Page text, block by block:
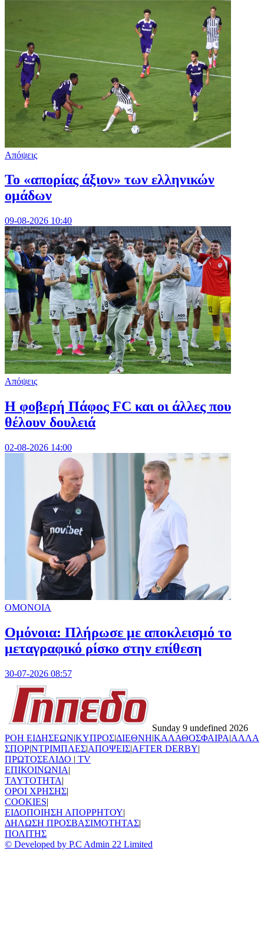
Απόψεις
Το «απορίας άξιον» των ελληνικών
ομάδων
09-08-2026 10:40
Απόψεις
Η φοβερή Πάφος FC και οι άλλες που
θέλουν δουλειά
02-08-2026 14:00
ΟΜΟΝΟΙΑ
Ομόνοια: Πλήρωσε με αποκλεισμό το
μεταγραφικό ρίσκο στην επίθεση
30-07-2026 08:57
Sunday 9 undefined 2026
ΡΟΗ ΕΙΔΗΣΕΩΝ|ΚΥΠΡΟΣ|ΔΙΕΘΝΗ|ΚΑΛΑΘΟΣΦΑΙΡΑ|ΑΛΛΑ
ΣΠΟΡ|ΝΤΡΙΜΠΛΕΣ|ΑΠΟΨΕΙΣ|AFTER DERBY|
ΠΡΩΤΟΣΕΛΙΔΟ | TV
ΕΠΙΚΟΙΝΩΝΙΑ|
TAYTOTHTA|
ΟΡΟΙ ΧΡΗΣΗΣ|
COOKIES|
ΕΙΔΟΠΟΙΗΣΗ ΑΠΟΡΡΗΤΟΥ|
ΔΗΛΩΣΗ ΠΡΟΣΒΑΣΙΜΟΤΗΤΑΣ|
ΠΟΛΙΤΗΣ
© Developed by P.C Admin 22 Limited